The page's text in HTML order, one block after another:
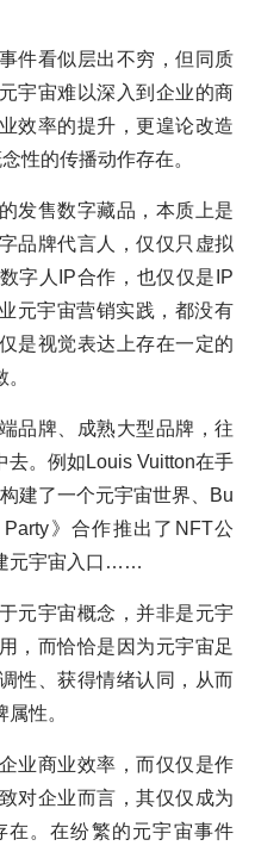
件看似层出不穷，但同质
宇宙难以深入到企业的商
效率的提升，更遑论改造
性的传播动作存在。
发售数字藏品，本质上是
品牌代言人，仅仅只虚拟
字人IP合作，也仅仅是IP
元宇宙营销实践，都没有
是视觉表达上存在一定的
品牌、成熟大型品牌，往
去。例如Louis Vuitton在手
建了一个元宇宙世界、Bu
》合作推出了NFT公
元宇宙入口……
元宇宙概念，并非是元宇
，而恰恰是因为元宇宙足
性、获得情绪认同，从而
性。
业商业效率，而仅仅是作
对企业而言，其仅仅成为
在。在纷繁的元宇宙事件